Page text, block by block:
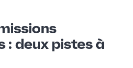
: deux pistes à